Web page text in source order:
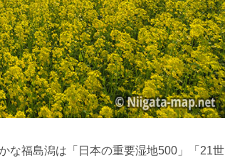
な福島潟は「日本の重要湿地500」「21世